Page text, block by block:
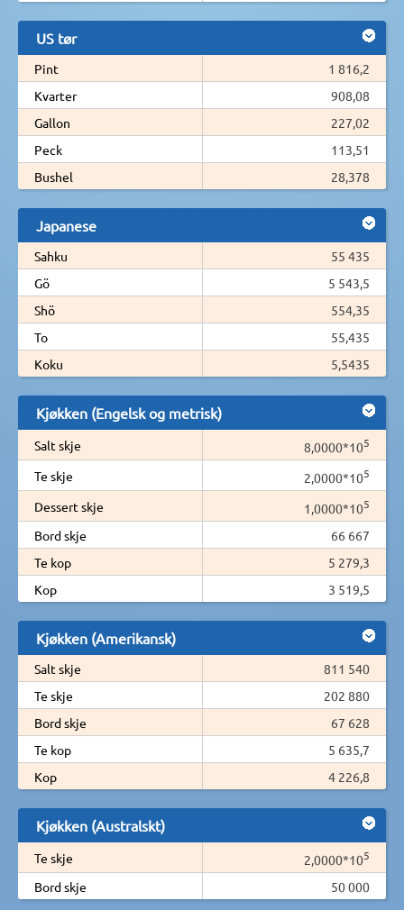
US tør
Pint
1 816,2
Kvarter
908,08
Gallon
227,02
Peck
113,51
Bushel
28,378
Japanese
Sahku
55 435
Gö
5 543,5
Shö
554,35
To
55,435
Koku
5,5435
Kjøkken (Engelsk og metrisk)
Salt skje 8,0000*105
Te skje 2,0000*105
Dessert skje 1,0000*105
Bord skje
66 667
Te kop
5 279,3
Kop
3 519,5
Kjøkken (Amerikansk)
Salt skje
811 540
Te skje
202 880
Bord skje
67 628
Te kop
5 635,7
Kop
4 226,8
Kjøkken (Australskt)
Te skje 2,0000*105
Bord skje 50 000